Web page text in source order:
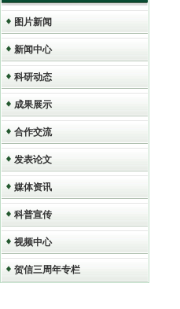
图片新闻
新闻中心
科研动态
成果展示
合作交流
发表论文
媒体资讯
科普宣传
视频中心
贺信三周年专栏